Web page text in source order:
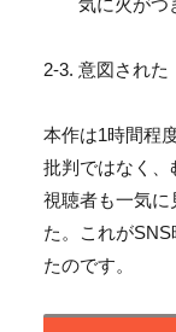
2-3. 意図された
本作は1時間程
批判ではなく、
視聴者も一気に
た。
これが
たのです。